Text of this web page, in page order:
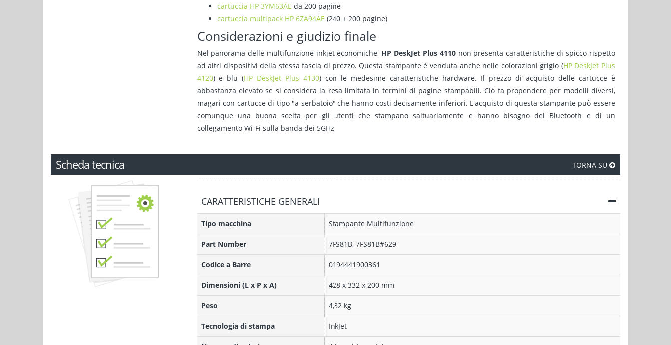
cartuccia HP 3YM63AE da 200 pagine
cartuccia multipack HP 6ZA94AE (240 + 200 pagine)
Considerazioni e giudizio finale
Nel panorama delle multifunzione inkjet economiche, HP DeskJet Plus 4110non presenta caratteristiche di spicco rispetto
ad altri dispositivi della stessa fascia di prezzo. Questa stampante è venduta anche nelle colorazioni grigio (HP DeskJet Plus
4120) e blu (HP DeskJet Plus 4130) con le medesime caratteristiche hardware. Il prezzo di acquisto delle cartucce è
abbastanza elevato se si considera la resa limitata in termini di pagine stampabili. Ciò fa propendere per modelli diversi,
magari con cartucce di tipo "a serbatoio" che hanno costi decisamente inferiori. L'acquisto di questa stampante può essere
comunque una buona scelta per gli utenti che stampano saltuariamente e hanno bisogno del Bluetooth e di un
collegamento Wi-Fi sulla banda dei 5GHz.
Scheda tecnica TORNA SU
CARATTERISTICHE GENERALI
Tipo macchina Stampante Multifunzione
Part Number 7FS81B, 7FS81B#629
Codice a Barre 0194441900361
Dimensioni (L x P x A) 428 x 332 x 200 mm
Peso 4,82 kg
Tecnologia di stampa InkJet